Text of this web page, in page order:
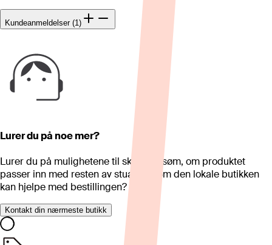
Kundeanmeldelser (1)
Lurer du på noe mer?
Lurer du på mulighetene til skreddersøm, om produktet
passer inn med resten av stua eller om den lokale butikken
kan hjelpe med bestillingen?
Kontakt din nærmeste butikk